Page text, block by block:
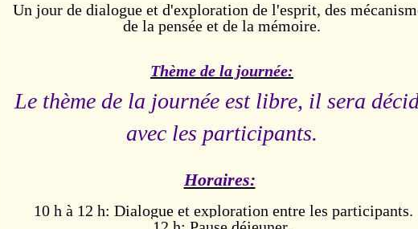
Un jour de dialogue et d'exploration de l'esprit, des
de la pensée et de la mémoire.
Thème de la journée:
Le thème de la journée est libre, il sera
avec les participants.
Horaires:
10 h à 12 h: Dialogue et exploration entre les participants.